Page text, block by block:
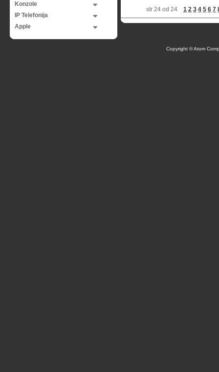
Konzole
IP Telefonija
Apple
str 24 od 24 1 2 3 4 5 6 7
Copyright © Atom